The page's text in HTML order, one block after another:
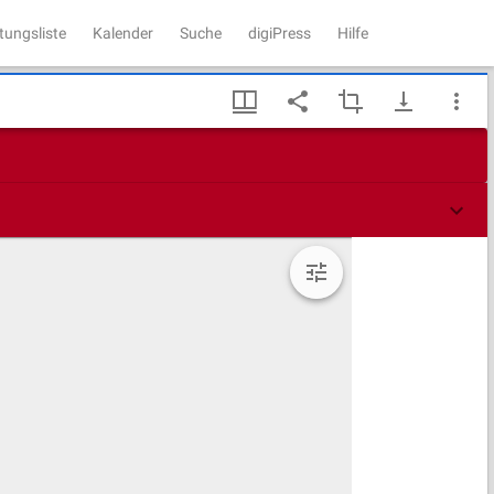
Kalender Suche digiPress Hilfe